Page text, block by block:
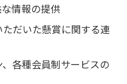
情報の提供
だいた懸賞に関する連
各種会員制サービスの